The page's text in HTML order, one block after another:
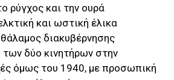
ρύγχος και την ουρά
και ωστική έλικα
διακυβέρνησης
των δύο κινητήρων στην
όμως του 1940, με προσωπική